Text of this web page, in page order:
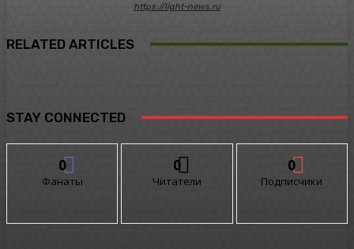
https://light-news.ru
RELATED ARTICLES
STAY CONNECTED
0
Фанаты
0
Читатели
0
Подписчики